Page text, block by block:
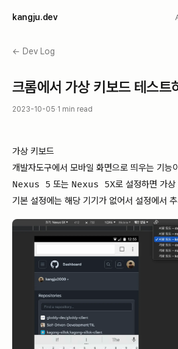
kangju.dev
← Dev Log
크롬에서 가상 키보드 테스트
2023-10-05·1 min read
가상 키보드
개발자도구에서 모바일 화면으로 띄우는 기능
Nexus 5 또는 Nexus 5X로 설정하면 가
기본 설정에는 해당 기기가 없어서 설정에서